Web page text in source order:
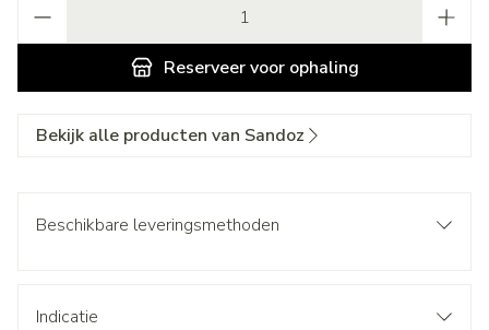
Reserveervoor ophaling
Bekijk alle producten van Sandoz
Beschikbare leveringsmethoden
Indicatie